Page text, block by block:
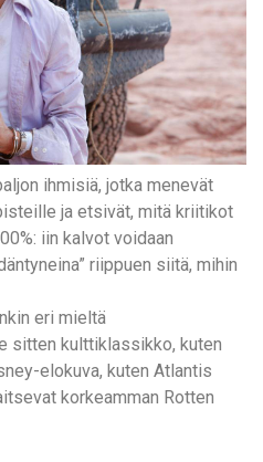
ihmisiä, jotka menevät
ja etsivät, mitä kriitikot
iin kalvot voidaan
riippuen siitä, mihin
eri mieltä
sitten kulttiklassikko, kuten
elokuva, kuten Atlantis
korkeamman Rotten